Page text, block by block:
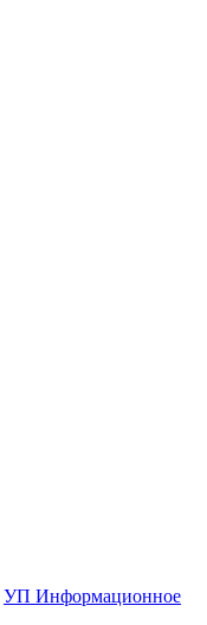
УП Информационное